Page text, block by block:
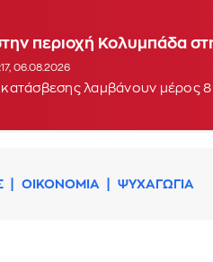
περιοχή Κολυμπάδα
06.08.2026
λαμβάνουν μέρος
ΟΙΚΟΝΟΜΙΑ ΨΥΧΑΓΩΓΙΑ